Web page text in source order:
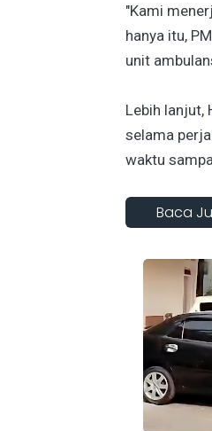
"Kami
hanya itu,
unit
Lebih lanjut,
selama
waktu
Baca